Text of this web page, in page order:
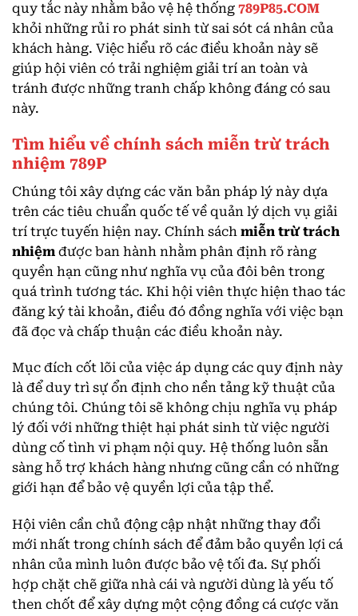
quy tắc này nhằm bảo vệ hệ thống 789P85.COM
khỏi những rủi ro phát sinh từ sai sót cá nhân của
khách hàng. Việc hiểu rõ các điều khoản này sẽ
giúp hội viên có trải nghiệm giải trí an toàn và
tránh được những tranh chấp không đáng có sau
này.
Tìm hiểu về chính sách miễn trừ trách
nhiệm 789P
Chúng tôi xây dựng các văn bản pháp lý này dựa
trên các tiêu chuẩn quốc tế về quản lý dịch vụ giải
trí trực tuyến hiện nay. Chính sách miễn trừ trách
nhiệm được ban hành nhằm phân định rõ ràng
quyền hạn cũng như nghĩa vụ của đôi bên trong
quá trình tương tác. Khi hội viên thực hiện thao tác
đăng ký tài khoản, điều đó đồng nghĩa với việc bạn
đã đọc và chấp thuận các điều khoản này.
Mục đích cốt lõi của việc áp dụng các quy định này
là để duy trì sự ổn định cho nền tảng kỹ thuật của
chúng tôi. Chúng tôi sẽ không chịu nghĩa vụ pháp
lý đối với những thiệt hại phát sinh từ việc người
dùng cố tình vi phạm nội quy. Hệ thống luôn sẵn
sàng hỗ trợ khách hàng nhưng cũng cần có những
giới hạn để bảo vệ quyền lợi của tập thể.
Hội viên cần chủ động cập nhật những thay đổi
mới nhất trong chính sách để đảm bảo quyền lợi cá
nhân của mình luôn được bảo vệ tối đa. Sự phối
hợp chặt chẽ giữa nhà cái và người dùng là yếu tố
then chốt để xây dựng một cộng đồng cá cược văn